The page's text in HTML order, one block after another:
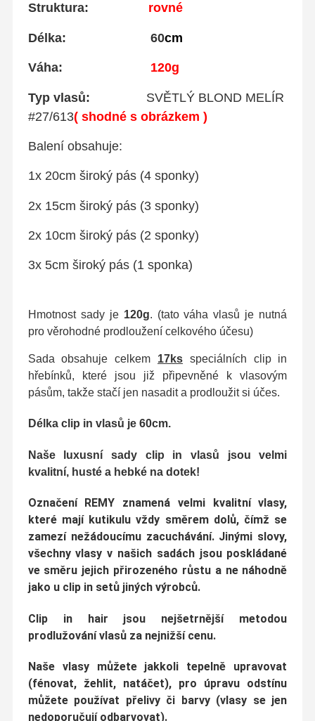
Struktura: rovné
Délka: 60cm
Váha: 120g
Typ vlasů:
SVĚTLÝ BLOND MELÍR
#27/613( shodné s obrázkem )
Balení obsahuje:
1x 20cm široký pás (4 sponky)
2x 15cm široký pás (3 sponky)
2x 10cm široký pás (2 sponky)
3x 5cm široký pás (1 sponka)
Hmotnost sady je120g. (tato váha vlasů je nutná
pro věrohodné prodloužení celkového účesu)
Sada obsahuje celkem 17ks speciálních clip in
hřebínků, které jsou již připevněné k vlasovým
pásům, takže stačí jen nasadit a prodloužit si účes.
Délka clip in vlasů je 60cm.
Naše luxusní sady clip in vlasů jsou velmi
kvalitní, husté a hebké na dotek!
Označení REMY znamená velmi kvalitní vlasy,
které mají kutikulu vždy směrem dolů, čímž se
zamezí nežádoucímu zacuchávání. Jinými slovy,
všechny vlasy v našich sadách jsou poskládané
ve směru jejich přirozeného růstua ne náhodně
jako u clip in setů jiných výrobců.
Clip in hair jsou nejšetrnější metodou
prodlužování vlasů za nejnižší cenu.
Naše vlasy můžete jakkoli tepelně upravovat
(fénovat, žehlit, natáčet), pro úpravu odstínu
můžete používat přelivy či barvy (vlasy se jen
nedoporučují odbarvovat).